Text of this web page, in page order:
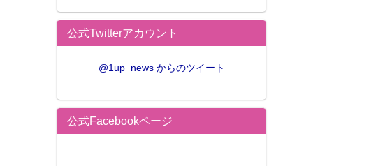
公式Twitterアカウント
@1up_news からのツイート
公式Facebookページ